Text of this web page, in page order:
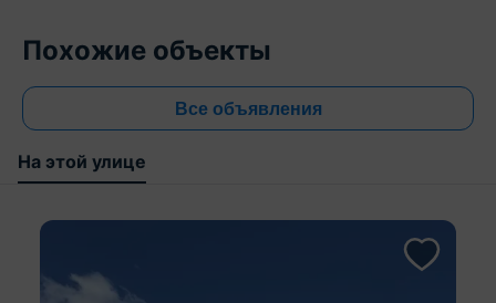
Похожие объекты
Все объявления
На этой улице